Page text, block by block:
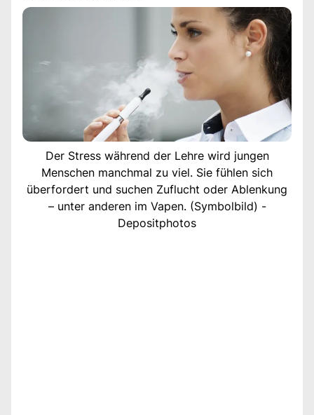
Der Stress während der Lehre wird jungen
Menschen manchmal zu viel. Sie fühlen sich
überfordert und suchen Zuflucht oder Ablenkung
– unter anderen im Vapen. (Symbolbild) -
Depositphotos